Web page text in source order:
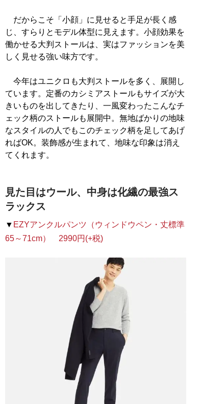
だからこそ「小顔」に見せると手足が長く感
じ、すらりとモデル体型に見えます。小顔効果を
働かせる大判ストールは、実はファッションを美
しく見せる強い味方です。
今年はユニクロも大判ストールを多く、展開し
ています。定番のカシミアストールもサイズが大
きいものを出してきたり、一風変わったこんなチ
ェック柄のストールも展開中。無地ばかりの地味
なスタイルの人でもこのチェック柄を足してあげ
ればOK。装飾感が生まれて、地味な印象は消え
てくれます。
見た目はウール、中身は化繊の最強ス
ラックス
▼ EZYアンクルパンツ（ウィンドウペン・丈標準
65～71cm） 2990円(+税)